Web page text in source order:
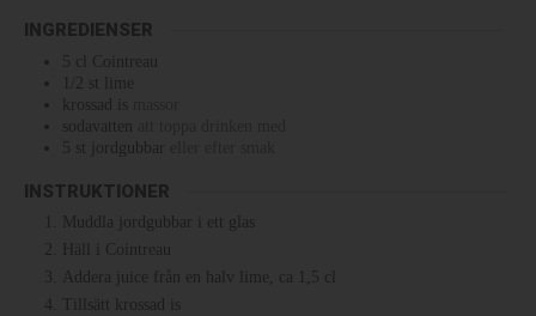
INGREDIENSER
5
Cointreau
1/2
st
lime
krossad is
sodavatten
5
st jordgubbar
INSTRUKTIONER
Muddla jordgubbar i ett glas
Häll i Cointreau
Addera juice från en halv lime, ca 1,5 cl
Tillsätt krossad is